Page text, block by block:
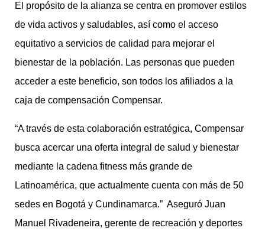
El propósito de la alianza se centra en promover estilos
de vida activos y saludables, así como el acceso
equitativo a servicios de calidad para mejorar el
bienestar de la población. Las personas que pueden
acceder a este beneficio, son todos los afiliados a la
caja de compensación Compensar.
“A través de esta colaboración estratégica, Compensar
busca acercar una oferta integral de salud y bienestar
mediante la cadena fitness más grande de
Latinoamérica, que actualmente cuenta con más de 50
sedes en Bogotá y Cundinamarca.” Aseguró Juan
Manuel Rivadeneira, gerente de recreación y deportes